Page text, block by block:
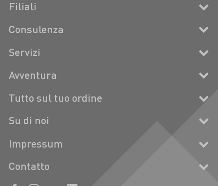
Filiali
Consulenza
Servizi
Avventura
Tutto sul tuo ordine
Su di noi
Impressum
Contatto